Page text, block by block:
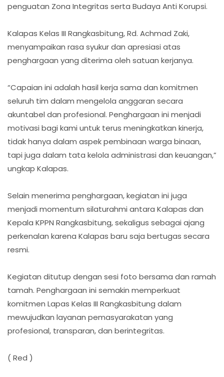
penguatan Zona Integritas serta Budaya Anti Korupsi.
Kalapas Kelas III Rangkasbitung, Rd. Achmad Zaki,
menyampaikan rasa syukur dan apresiasi atas
penghargaan yang diterima oleh satuan kerjanya.
“Capaian ini adalah hasil kerja sama dan komitmen
seluruh tim dalam mengelola anggaran secara
akuntabel dan profesional. Penghargaan ini menjadi
motivasi bagi kami untuk terus meningkatkan kinerja,
tidak hanya dalam aspek pembinaan warga binaan,
tapi juga dalam tata kelola administrasi dan keuangan,”
ungkap Kalapas.
Selain menerima penghargaan, kegiatan ini juga
menjadi momentum silaturahmi antara Kalapas dan
Kepala KPPN Rangkasbitung, sekaligus sebagai ajang
perkenalan karena Kalapas baru saja bertugas secara
resmi.
Kegiatan ditutup dengan sesi foto bersama dan ramah
tamah. Penghargaan ini semakin memperkuat
komitmen Lapas Kelas III Rangkasbitung dalam
mewujudkan layanan pemasyarakatan yang
profesional, transparan, dan berintegritas.
( Red )